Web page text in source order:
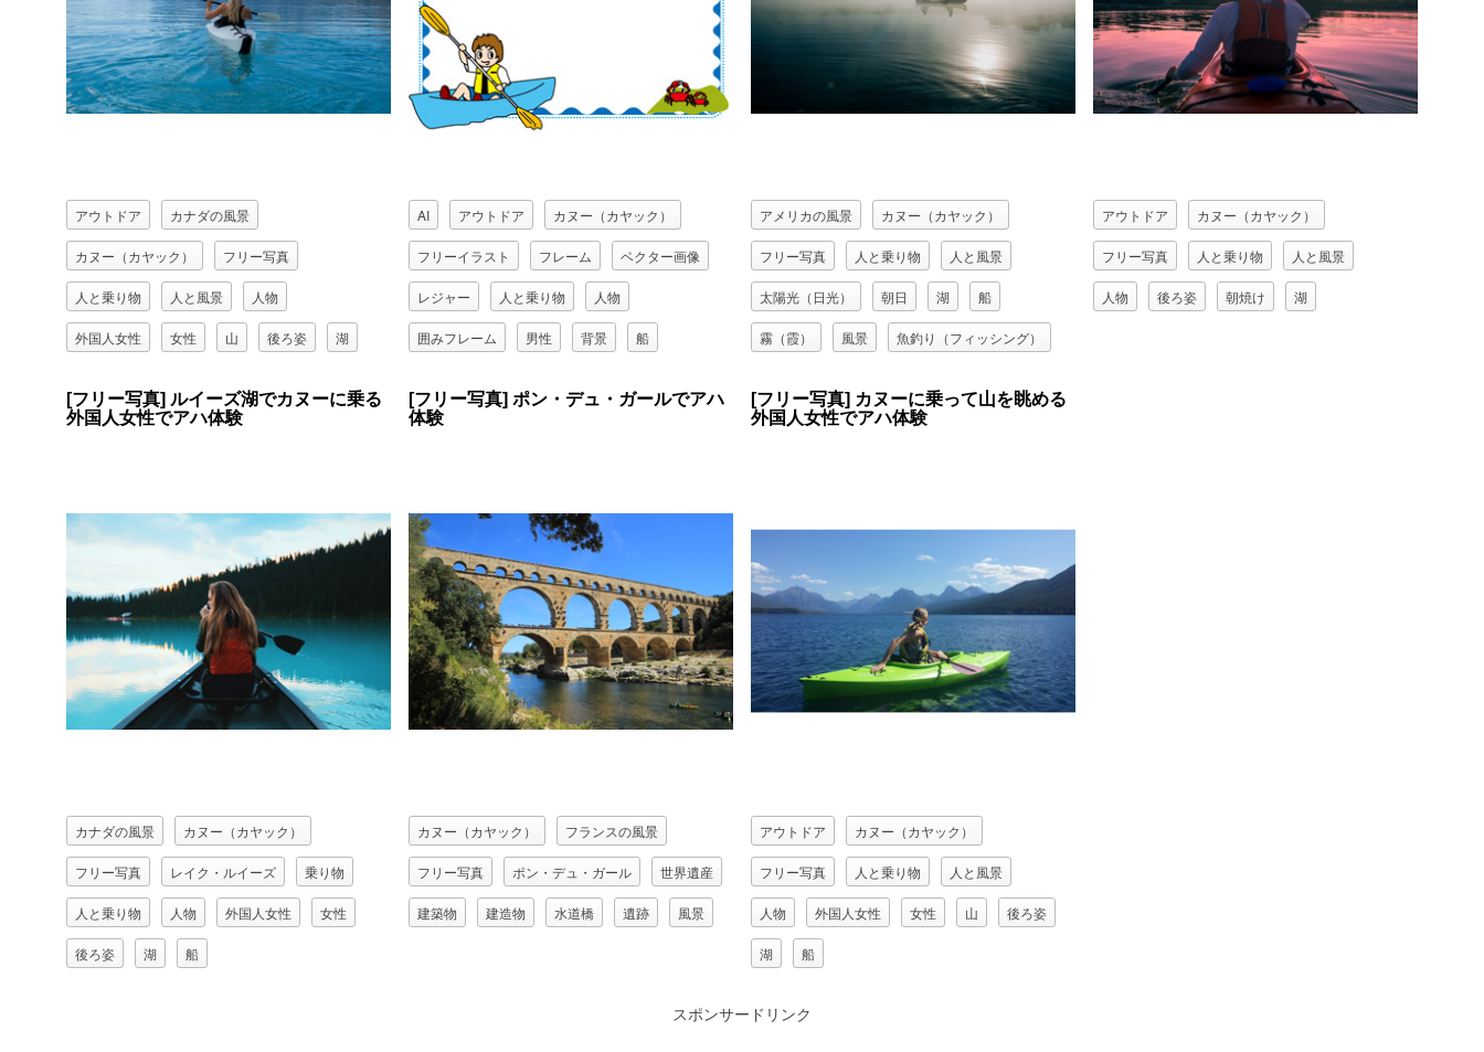
アウトドア カナダの風景
カヌー（カヤック） フリー写真
人と乗り物 人と風景 人物
外国人女性 女性 山 後ろ姿 湖
AI アウトドア カヌー（カヤック）
フリーイラスト フレーム ベクター画像
レジャー 人と乗り物 人物
囲みフレーム 男性 背景 船
アメリカの風景 カヌー（カヤック）
フリー写真 人と乗り物 人と風景
太陽光（日光） 朝日 湖 船
霧（霞） 風景 魚釣り（フィッシング）
アウトドア カヌー（カヤック）
フリー写真 人と乗り物 人と風景
人物 後ろ姿 朝焼け 湖
[フリー写真] ルイーズ湖でカヌーに乗る
外国人女性でアハ体験
カナダの風景 カヌー（カヤック）
フリー写真 レイク・ルイーズ 乗り物
人と乗り物 人物 外国人女性 女性
後ろ姿 湖 船
[フリー写真] ポン・デュ・ガールでアハ
体験
カヌー（カヤック） フランスの風景
フリー写真 ポン・デュ・ガール 世界遺産
建築物 建造物 水道橋 遺跡 風景
[フリー写真] カヌーに乗って山を眺める
外国人女性でアハ体験
アウトドア カヌー（カヤック）
フリー写真 人と乗り物 人と風景
人物 外国人女性 女性 山 後ろ姿
湖 船
スポンサードリンク